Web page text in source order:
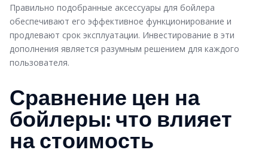
Правильно подобранные аксессуары для бойлера
обеспечивают его эффективное функционирование и
продлевают срок эксплуатации. Инвестирование в эти
дополнения является разумным решением для каждого
пользователя.
Сравнение цен на
бойлеры: что влияет
на стоимость